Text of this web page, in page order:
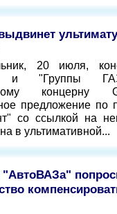
20 июля,
и "Группы
концерну
предложение по
со ссылкой на
в ультимативной...
"АвтоВАЗа"